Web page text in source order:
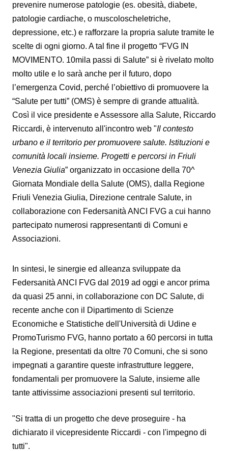
prevenire numerose patologie (es. obesità, diabete,
patologie cardiache, o muscoloscheletriche,
depressione, etc.) e rafforzare la propria salute tramite le
scelte di ogni giorno. A tal fine il progetto “FVG IN
MOVIMENTO. 10mila passi di Salute” si è rivelato molto
molto utile e lo sarà anche per il futuro, dopo
l’emergenza Covid, perché l’obiettivo di promuovere la
“Salute per tutti” (OMS) è sempre di grande attualità.
Così il vice presidente e Assessore alla Salute, Riccardo
Riccardi, è intervenuto all'incontro web "Il contesto
urbano e il territorio per promuovere salute. Istituzioni e
comunità locali insieme. Progetti e percorsi in Friuli
Venezia Giulia” organizzato in occasione della 70^
Giornata Mondiale della Salute (OMS), dalla Regione
Friuli Venezia Giulia, Direzione centrale Salute, in
collaborazione con Federsanità ANCI FVG a cui hanno
partecipato numerosi rappresentanti di Comuni e
Associazioni.
In sintesi, le sinergie ed alleanza sviluppate da
Federsanità ANCI FVG dal 2019 ad oggi e ancor prima
da quasi 25 anni, in collaborazione con DC Salute, di
recente anche con il Dipartimento di Scienze
Economiche e Statistiche dell'Università di Udine e
PromoTurismo FVG, hanno portato a 60 percorsi in tutta
la Regione, presentati da oltre 70 Comuni, che si sono
impegnati a garantire queste infrastrutture leggere,
fondamentali per promuovere la Salute, insieme alle
tante attivissime associazioni presenti sul territorio.
"Si tratta di un progetto che deve proseguire - ha
dichiarato il vicepresidente Riccardi - con l'impegno di
tutti".